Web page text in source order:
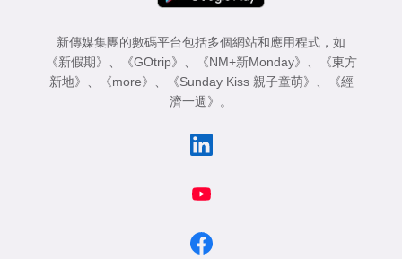
新傳媒集團的數碼平台包括多個網站和應用程式，如
《新假期》
《GOtrip》 《NM+新Monday》
《東方
新地》
《more》 《Sunday Kiss 親子童萌》
《經
濟一週》
。